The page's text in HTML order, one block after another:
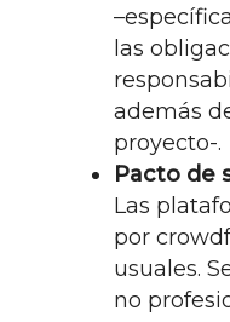
las
además
proyecto-.
Pacto de
Las
por
usuales.
no